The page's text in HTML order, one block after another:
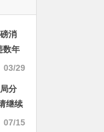
消
数年
03/29
分
继续
07/15